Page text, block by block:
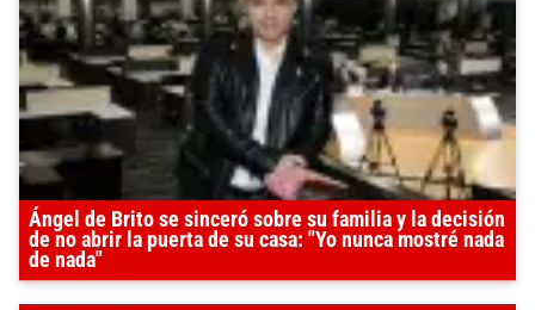
Ángel de Brito se sinceró sobre su familia y la decisión
de no abrir la puerta de su casa: "Yo nunca mostré nada
de nada"